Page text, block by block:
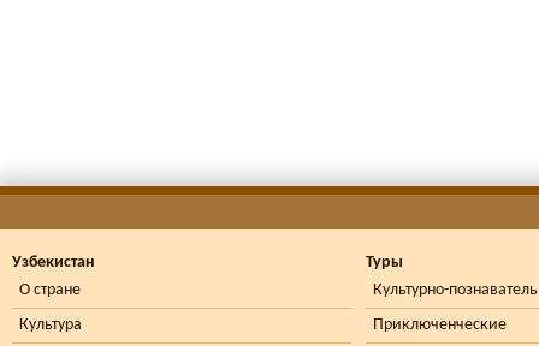
Узбекистан
О стране
Культура
Туры
Культурно-
Приключенческие